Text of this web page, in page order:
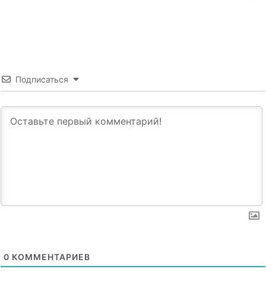
Подписаться
0 КОММЕНТАРИЕВ